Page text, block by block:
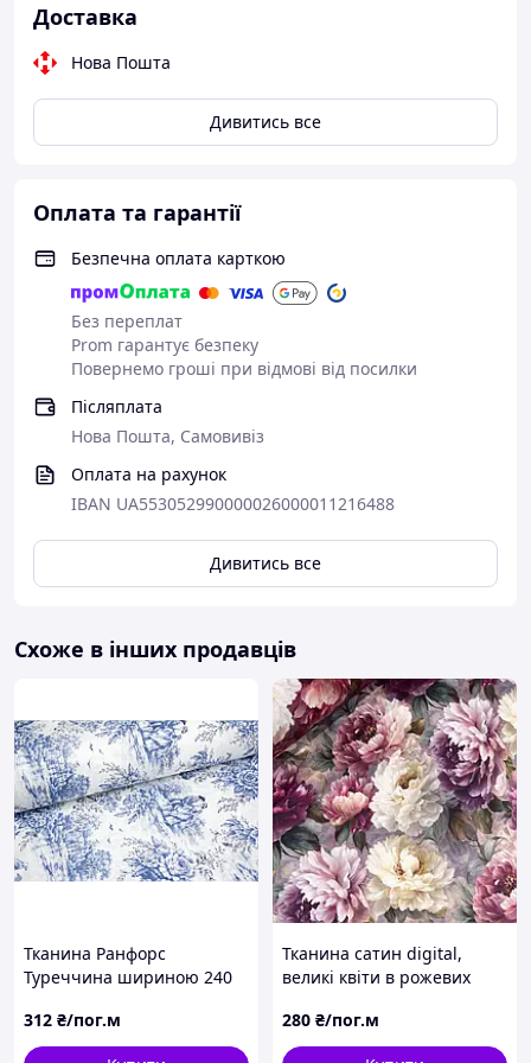
незначно відрізнятися від кольору на зображенні,
особливо тканин з ворсинками.
Tkanyna Satyn Lux
Доставка
Нова Пошта
Дивитись все
Оплата та гарантії
Безпечна оплата карткою
Без переплат
Prom гарантує безпеку
Повернемо гроші при відмові від посилки
Післяплата
Нова Пошта, Самовивіз
Оплата на рахунок
IBAN UA553052990000026000011216488
Дивитись все
Схоже в інших продавців
Тканина Ранфорс
Туреччина шириною 240
та дитячого текстилю
312 ₴/пог.м
Тканина сатин digital,
великі квіти в рожевих
(SAT-T-0131)
280 ₴/пог.м